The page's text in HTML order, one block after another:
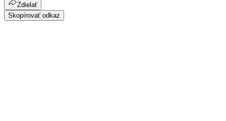
Zdielať
Skopírovať odkaz